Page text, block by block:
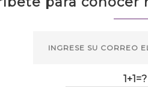
1+1=?